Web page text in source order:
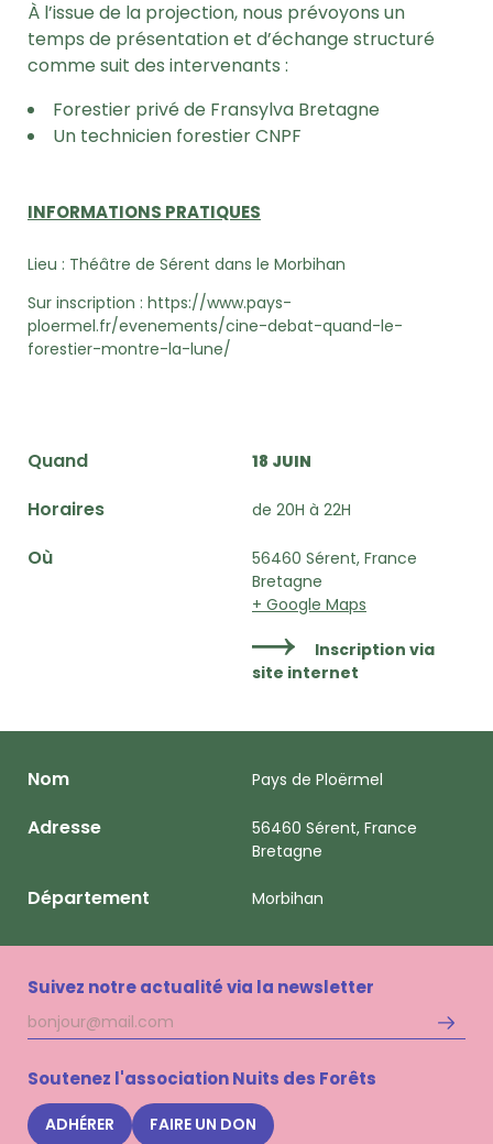
À l’issue de la projection, nous prévoyons un
temps de présentation et d’échange structuré
comme suit des intervenants :
Forestier privé de Fransylva Bretagne
Un technicien forestier CNPF
INFORMATIONS PRATIQUES
Lieu : Théâtre de Sérent dans le Morbihan
Sur inscription : https://www.pays-
ploermel.fr/evenements/cine-debat-quand-le-
forestier-montre-la-lune/
Quand 18 JUIN
Horaires de 20H à 22H
Où
56460 Sérent, France
Bretagne
+ Google Maps
Inscription via
site internet
Nom Pays de Ploërmel
Adresse
56460 Sérent, France
Bretagne
Département Morbihan
Suivez notre actualité via la newsletter
Adresse
mail
Soutenez l'association Nuits des Forêts
ADHÉRER FAIRE UN DON